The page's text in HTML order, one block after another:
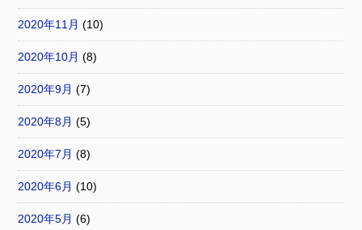
2020年11月 (10)
2020年10月 (8)
2020年9月 (7)
2020年8月 (5)
2020年7月 (8)
2020年6月 (10)
2020年5月 (6)